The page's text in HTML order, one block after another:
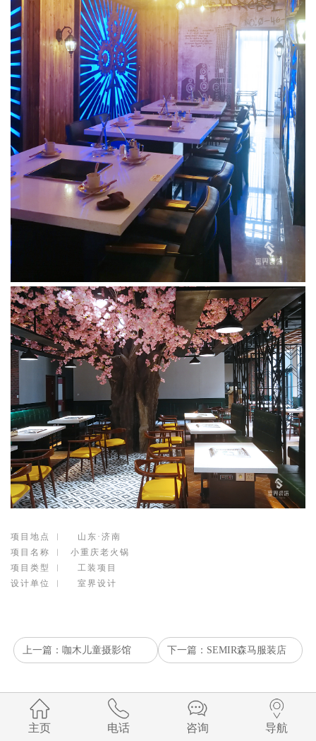
项目地点 ︱ 山东·济南
项目名称 ︱ 小重庆老火锅
项目类型 ︱ 工装项目
设计单位 ︱ 室界设计
上一篇：咖木儿童摄影馆 下一篇：SEMIR森马服装店
主页 电话 咨询 导航